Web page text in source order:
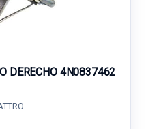
DERECHO 4N0837462